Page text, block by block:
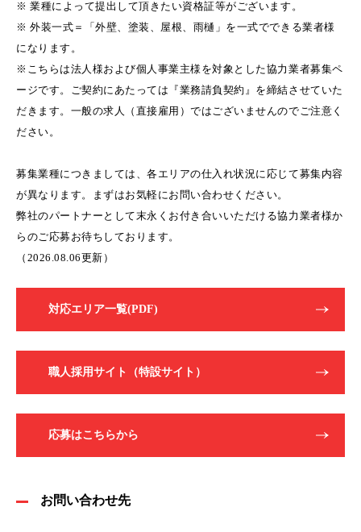
※ 業種によって提出して頂きたい資格証等がございます。
※ 外装一式＝「外壁、塗装、屋根、雨樋」を一式でできる業者様
になります。
※こちらは法人様および個人事業主様を対象とした協力業者募集ペ
ージです。ご契約にあたっては『業務請負契約』を締結させていた
だきます。一般の求人（直接雇用）ではございませんのでご注意く
ださい。
募集業種につきましては、各エリアの仕入れ状況に応じて募集内容
が異なります。まずはお気軽にお問い合わせください。
弊社のパートナーとして末永くお付き合いいただける協力業者様か
らのご応募お待ちしております。
（2026.08.06更新）
対応エリア一覧(PDF)
職人採用サイト（特設サイト）
応募はこちらから
お問い合わせ先